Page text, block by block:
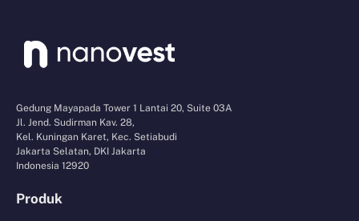
Gedung Mayapada Tower 1 Lantai 20, Suite 03A
Jl. Jend. Sudirman Kav. 28,
Kel. Kuningan Karet, Kec. Setiabudi
Jakarta Selatan, DKI Jakarta
Indonesia 12920
Produk